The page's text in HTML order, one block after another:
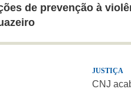
de prevenção à
JUSTIÇA
CNJ